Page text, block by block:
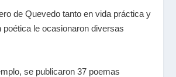
de Quevedo tanto en vida práctica y
poética le ocasionaron diversas
se publicaron 37 poemas